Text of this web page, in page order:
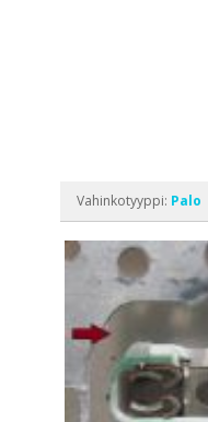
Vahinkotyyppi: Palo